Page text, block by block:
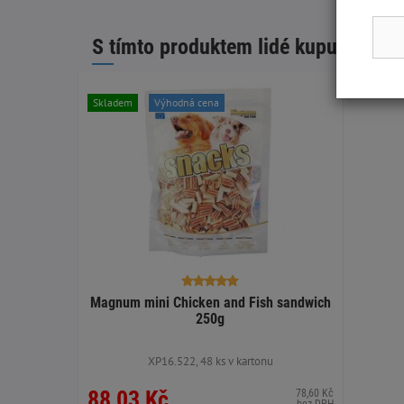
S tímto produktem lidé kupují:
Magnum mini Chicken and Fish sandwich
250g
XP16.522, 48 ks v kartonu
78,60 Kč
Skladem Výhodná cena